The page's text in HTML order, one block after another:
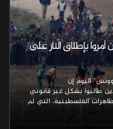
بإطلاق النار على
اليوم إن
طالبوا بشكل غير قانوني
الفلسطينية، التي لم